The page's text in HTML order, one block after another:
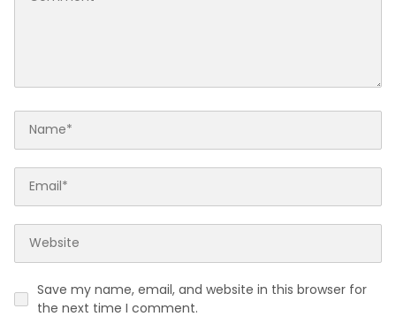
Save my name, email, and website in this browser for
the next time I comment.